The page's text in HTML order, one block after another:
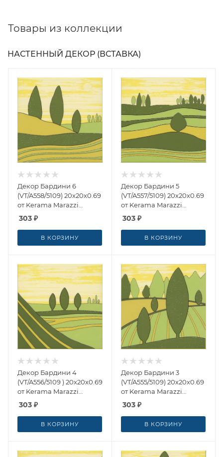
Товары из коллекции
НАСТЕННЫЙ ДЕКОР (ВСТАВКА)
Декор Бардини 6
(VT/A558/5109) 20x20x0.69
от Kerama Marazzi
(Россия)
303 ₽
В КОРЗИНУ
Декор Бардини 5
(VT/A557/5109) 20x20x0.69
от Kerama Marazzi
(Россия)
303 ₽
В КОРЗИНУ
Декор Бардини 4
(VT/A556/5109 ) 20x20x0.69
от Kerama Marazzi
(Россия)
303 ₽
В КОРЗИНУ
Декор Бардини 3
(VT/A555/5109) 20x20x0.69
от Kerama Marazzi
(Россия)
303 ₽
В КОРЗИНУ